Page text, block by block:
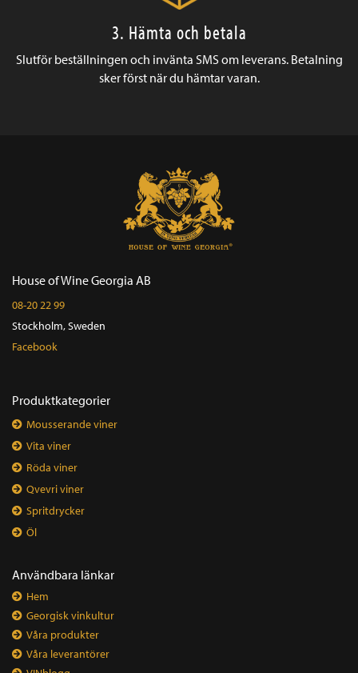
3. Hämta och betala
Slutför beställningen och invänta SMS om leverans. Betalning
sker först när du hämtar varan.
House of Wine Georgia AB
08-20 22 99
Stockholm, Sweden
Facebook
Produktkategorier
Mousserande viner
Vita viner
Röda viner
Qvevri viner
Spritdrycker
Öl
Användbara länkar
Hem
Georgisk vinkultur
Våra produkter
Våra leverantörer